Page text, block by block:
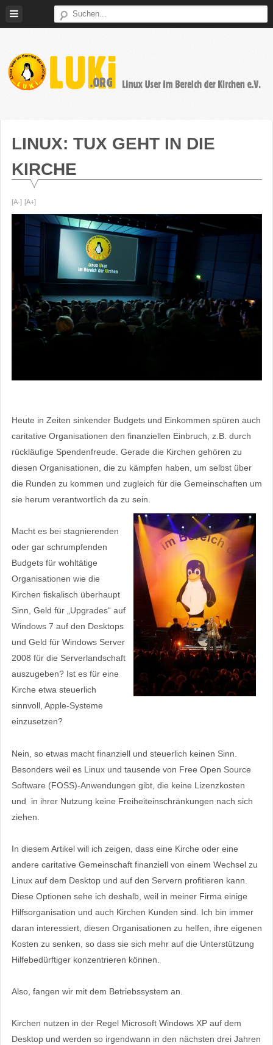
Bereich
der
Kirchen
LINUX: TUX GEHT IN DIE
KIRCHE
[A-] [A+]
Heute in Zeiten sinkender Budgets und Einkommen spüren auch
caritative Organisationen den finanziellen Einbruch, z.B. durch
rückläufige Spendenfreude. Gerade die Kirchen gehören zu
diesen Organisationen, die zu kämpfen haben, um selbst über
die Runden zu kommen und zugleich für die Gemeinschaften um
sie herum verantwortlich da zu sein.
Macht es bei stagnierenden
oder gar schrumpfenden
Budgets für wohltätige
Organisationen wie die
Kirchen fiskalisch überhaupt
Sinn, Geld für „Upgrades“ auf
Windows 7 auf den Desktops
und Geld für Windows Server
2008 für die Serverlandschaft
auszugeben? Ist es für eine
Kirche etwa steuerlich
sinnvoll, Apple-Systeme
einzusetzen?
Nein, so etwas macht finanziell und steuerlich keinen Sinn.
Besonders weil es Linux und tausende von Free Open Source
Software (FOSS)-Anwendungen gibt, die keine Lizenzkosten
und in ihrer Nutzung keine Freiheiteinschränkungen nach sich
ziehen.
In diesem Artikel will ich zeigen, dass eine Kirche oder eine
andere caritative Gemeinschaft finanziell von einem Wechsel zu
Linux auf dem Desktop und auf den Servern profitieren kann.
Diese Optionen sehe ich deshalb, weil in meiner Firma einige
Hilfsorganisation und auch Kirchen Kunden sind. Ich bin immer
daran interessiert, diesen Organisationen zu helfen, ihre eigenen
Kosten zu senken, so dass sie sich mehr auf die Unterstützung
Hilfebedürftiger konzentrieren können.
Also, fangen wir mit dem Betriebssystem an.
Kirchen nutzen in der Regel Microsoft Windows XP auf dem
Desktop und werden so irgendwann in den nächsten drei Jahren